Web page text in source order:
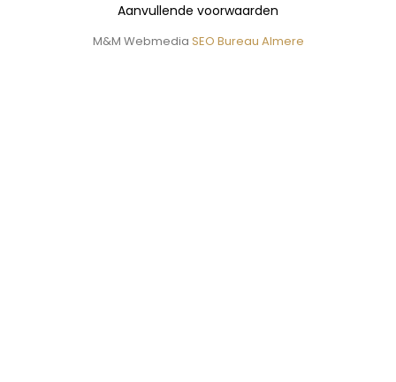
Aanvullende voorwaarden
M&M Webmedia SEO Bureau Almere